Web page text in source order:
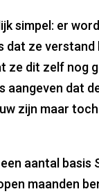
simpel: er
dat ze verstand
ze dit zelf nog
aangeven dat
zijn maar
aantal basis
maanden